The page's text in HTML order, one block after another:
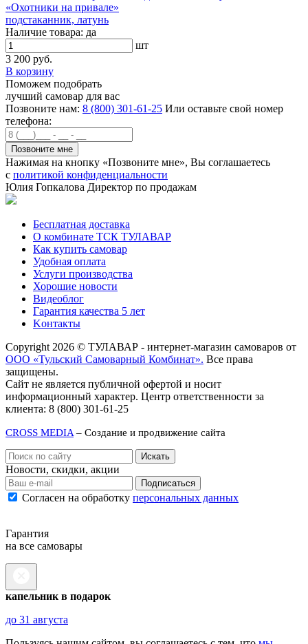
«Охотники на привале»
подстаканник, латунь
Наличие товара: да
шт
3 200 руб.
В корзину
Поможем подобрать
лучший самовар для вас
Позвоните нам: 8 (800) 301-61-25 Или оставьте свой номер
телефона:
Нажимая на кнопку «Позвоните мне», Вы соглашаетесь
с политикой конфиденциальности
Юлия Гопкалова Директор по продажам
Бесплатная доставка
О комбинате ТСК ТУЛАВАР
Как купить самовар
Удобная оплата
Услуги производства
Хорошие новости
Видеоблог
Гарантия качества 5 лет
Kонтакты
Copyright 2026 © ТУЛАВАР - интернет-магазин самоваров от
ООО «Тульский Самоварный Комбинат». Все права
защищены.
Сайт не является публичной офертой и носит
информационный характер. Центр ответственности за
клиента: 8 (800) 301-61-25
CROSS MEDIA – Создание и продвижение сайта
Новости, скидки, акции
Подписаться
Согласен на обработку персональных данных
Гарантия
на все самовары
капельник в подарок
до 31 августа